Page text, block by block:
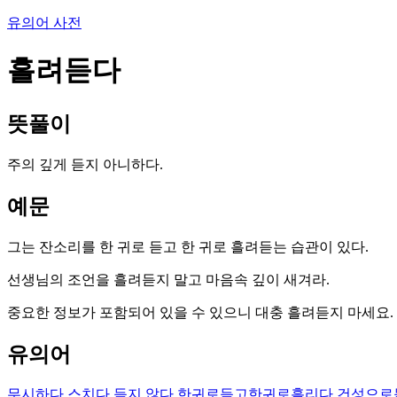
유의어 사전
흘려듣다
뜻풀이
주의 깊게 듣지 아니하다.
예문
그는 잔소리를 한 귀로 듣고 한 귀로 흘려듣는 습관이 있다.
선생님의 조언을 흘려듣지 말고 마음속 깊이 새겨라.
중요한 정보가 포함되어 있을 수 있으니 대충 흘려듣지 마세요.
유의어